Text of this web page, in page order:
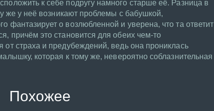
к себе подругу намного старше её. Разница в
же у неё возникают проблемы с бабушкой,
фантазирует о возлюбленной и уверена, что та ответит
причём это становится для обеих чем-то
от страха и предубеждений, ведь она прониклась
которая к тому же, невероятно соблазнительная
Похожее